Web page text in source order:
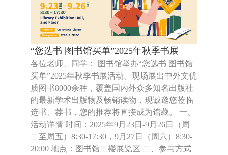
“您选书 图书馆买单”2025年秋季书展
各位老师、同学： 图书馆举办“您选书 图书馆
买单”2025年秋季书展活动。现场展出中外文优
质图书8000余种，覆盖国内外众多知名出版社
的最新学术出版物及畅销读物，现诚邀您莅临
选书、荐书，您的推荐将直接成为馆藏。 一、
活动详情 时间：2025年9月23日-9月26日（周
二至周五）8:30-17:30，9月27日（周六）8:30-
20:00 地点：图书馆二楼展览区 二、参与方式